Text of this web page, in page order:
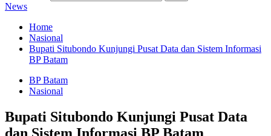
News
Home
Nasional
Bupati Situbondo Kunjungi Pusat Data dan Sistem Informasi
BP Batam
BP Batam
Nasional
Bupati Situbondo Kunjungi Pusat Data